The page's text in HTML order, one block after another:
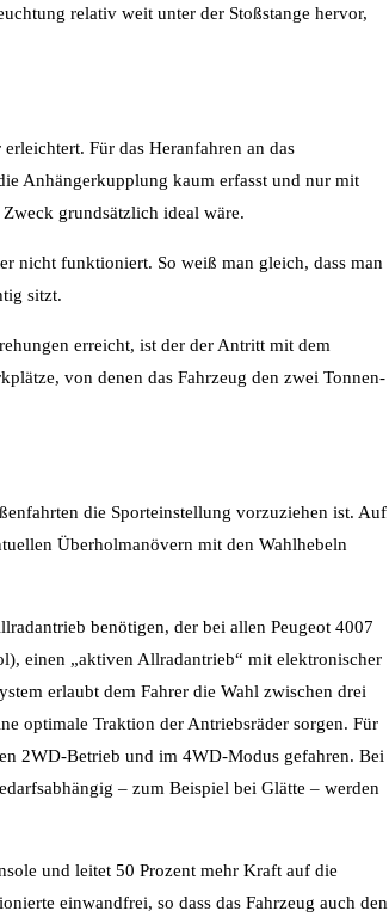
relativ weit unter der Stoßstange hervor,
Für das Heranfahren an das
Anhängerkupplung kaum erfasst und nur mit
grundsätzlich ideal wäre.
nicht funktioniert. So weiß man gleich, dass man
sitzt.
erreicht, ist der der Antritt mit dem
von denen das Fahrzeug den zwei Tonnen-
die Sporteinstellung vorzuziehen ist. Auf
Überholmanövern mit den Wahlhebeln
benötigen, der bei allen Peugeot 4007
einen „aktiven Allradantrieb“ mit elektronischer
erlaubt dem Fahrer die Wahl zwischen drei
optimale Traktion der Antriebsräder sorgen. Für
2WD-Betrieb und im 4WD-Modus gefahren. Bei
– zum Beispiel bei Glätte – werden
und leitet 50 Prozent mehr Kraft auf die
einwandfrei, so dass das Fahrzeug auch den